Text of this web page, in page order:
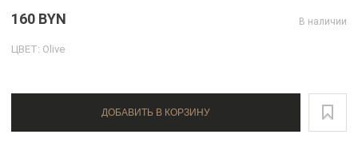
160 BYN В наличии
ЦВЕТ: Olive
ДОБАВИТЬ В КОРЗИНУ